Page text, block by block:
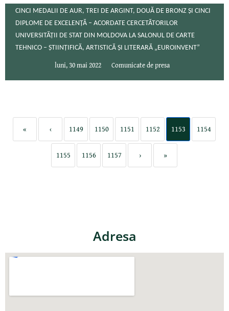
CINCI MEDALII DE AUR, TREI DE ARGINT, DOUĂ DE BRONZ ȘI CINCI
DIPLOME DE EXCELENȚĂ – ACORDATE CERCETĂTORILOR
UNIVERSITĂȚII DE STAT DIN MOLDOVA LA SALONUL DE CARTE
TEHNICO – ȘTIINȚIFICĂ, ARTISTICĂ ȘI LITERARĂ „EUROINVENT”
luni, 30 mai 2022 Comunicate de presa
« ‹ 1149 1150 1151 1152 1153 1154
1155 1156 1157 › »
Adresa